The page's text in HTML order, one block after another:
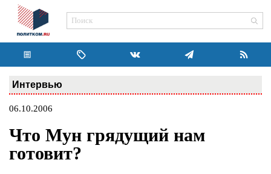
Интервью
06.10.2006
Что Мун грядущий нам
готовит?